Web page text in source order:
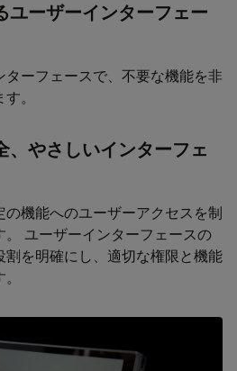
ユーザーインターフェー
ターフェースで、不要な機能を非
。
、やさしいインターフェ
機能へのユーザーアクセスを制
ユーザーインターフェースの
割を明確にし、適切な権限と機能